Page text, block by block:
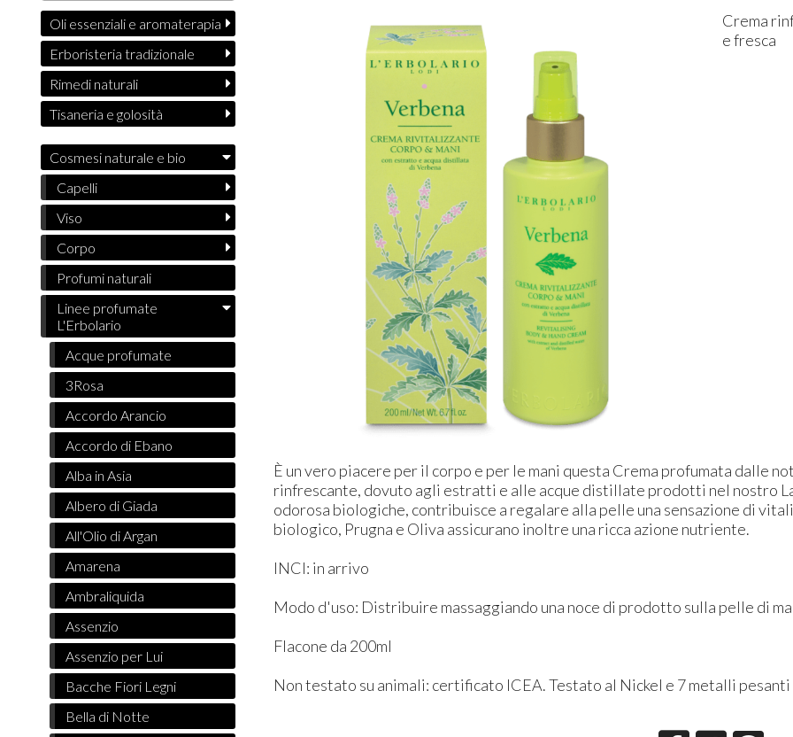
Crema
e fresca
È un vero piacere per il corpo e per le mani questa Crema profumata dalle
rinfrescante, dovuto agli estratti e alle acque distillate prodotti nel nostro
odorosa biologiche, contribuisce a regalare alla pelle una sensazione di
biologico, Prugna e Oliva assicurano inoltre una ricca azione nutriente.
INCI: in arrivo
Modo d'uso: Distribuire massaggiando una noce di prodotto sulla pelle di
Flacone da 200ml
Non testato su animali: certificato ICEA. Testato al Nickel e 7 metalli pesanti
Oli essenziali e aromaterapia
Erboristeria tradizionale
Rimedi naturali
Tisaneria e golosità
Cosmesi naturale e bio
Capelli
Viso
Corpo
Profumi naturali
Linee profumate
L'Erbolario
Acque profumate
3Rosa
Accordo Arancio
Accordo di Ebano
Alba in Asia
Albero di Giada
All'Olio di Argan
Amarena
Ambraliquida
Assenzio
Assenzio per Lui
Bacche Fiori Legni
Bella di Notte